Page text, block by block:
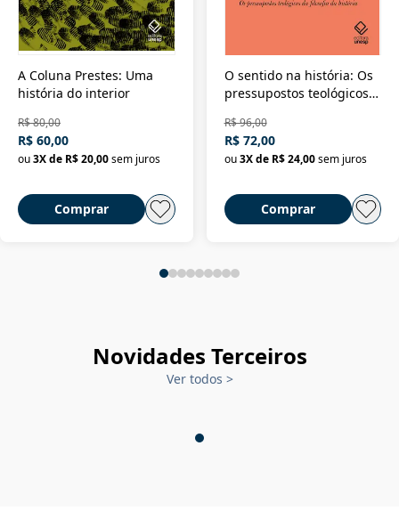
A Coluna Prestes: Uma
história do interior
R$ 80,00
R$ 60,00
ou3X de R$ 20,00sem juros
Comprar
O sentido na história: Os
pressupostos teológicos
R$ 96,00
R$ 72,00
ou 3X de R$ 24,00 sem juros
Comprar
Novidades Terceiros
Ver todos >